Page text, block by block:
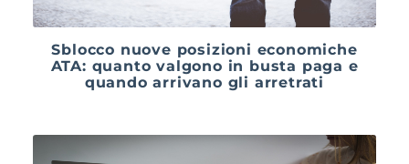
Sblocco nuove posizioni economiche
ATA: quanto valgono in busta paga e
quando arrivano gli arretrati